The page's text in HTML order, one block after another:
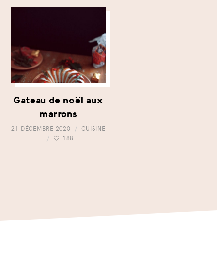
Gateau de noël aux
marrons
21 DÉCEMBRE 2020
CUISINE
188